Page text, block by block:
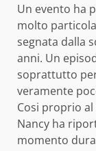
Un evento ha
molto
segnata dalla
anni. Un
soprattutto
veramente
Cosi proprio al
Nancy ha
momento